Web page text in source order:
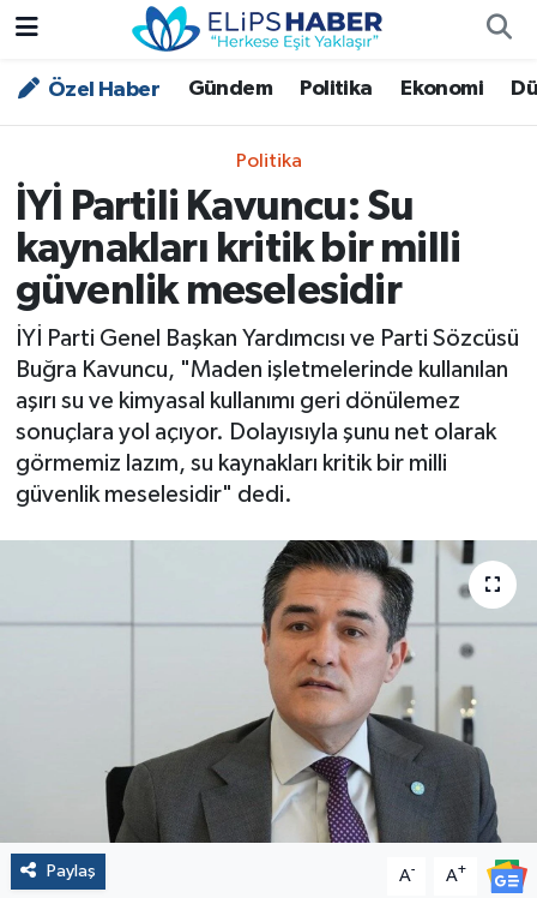
Özel Haber Gündem Politika Ekonomi
Politika
İYİ Partili Kavuncu: Su
kaynakları kritik bir milli
güvenlik meselesidir
İYİ Parti Genel Başkan Yardımcısı ve Parti Sözcüsü
Buğra Kavuncu, "Maden işletmelerinde kullanılan
aşırı su ve kimyasal kullanımı geri dönülemez
sonuçlara yol açıyor. Dolayısıyla şunu net olarak
görmemiz lazım, su kaynakları kritik bir milli
güvenlik meselesidir" dedi.
Paylaş A- A+
Özel Haber
Asayiş
Bilim - Teknoloji
Çevre - İklim
Dünya
Kültür - Sanat
Yaşam
Çalışma Hayatı
Kadın
Nöbetçi Eczaneler
Trafik Durumu
Süper Lig Puan Durumu ve Fikstür
Tüm Manşetler
Son Dakika Haberleri